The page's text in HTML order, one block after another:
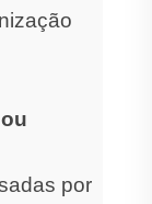
por